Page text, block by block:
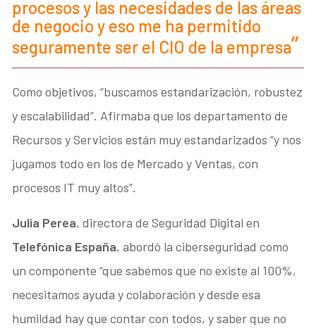
procesos y las necesidades de las áreas
de negocio y eso me ha permitido
seguramente ser el CIO de la empresa
Como objetivos, “buscamos estandarización, robustez
y escalabilidad”. Afirmaba que los departamento de
Recursos y Servicios están muy estandarizados “y nos
jugamos todo en los de Mercado y Ventas, con
procesos IT muy altos”.
Julia Perea, directora de Seguridad Digital en
Telefónica España, abordó la ciberseguridad como
un componente “que sabemos que no existe al 100%,
necesitamos ayuda y colaboración y desde esa
humildad hay que contar con todos, y saber que no